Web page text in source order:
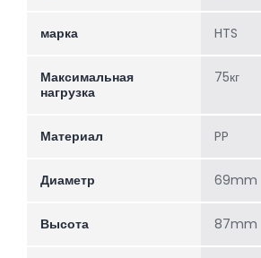
марка HTS
Максимальная
нагрузка
75кг
Материал PP
Диаметр 69mm
Высота 87mm